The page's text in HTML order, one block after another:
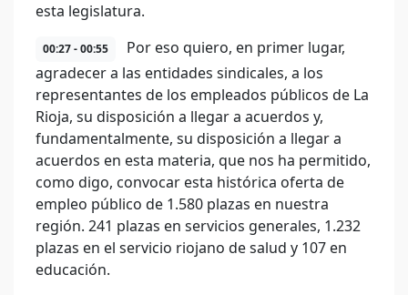
esta legislatura.
00:27 - 00:55
Por eso quiero, en primer lugar,
agradecer a las entidades sindicales, a los
representantes de los empleados públicos de La
Rioja, su disposición a llegar a acuerdos y,
fundamentalmente, su disposición a llegar a
acuerdos en esta materia, que nos ha permitido,
como digo, convocar esta histórica oferta de
empleo público de 1.580 plazas en nuestra
región. 241 plazas en servicios generales, 1.232
plazas en el servicio riojano de salud y 107 en
educación.